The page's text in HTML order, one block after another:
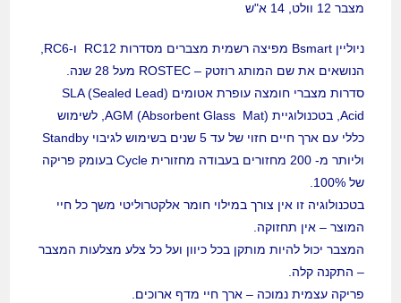
מצבר 12 וולט, 14 א"ש
ניוליין Bsmart מפיצה רשמית מצברים מסדרות RC12 ו-RC6,
הנושאים את שם המותג רוזטק – ROSTEC מעל 28 שנה.
סדרות מצברי חומצה עופרת אטומים (SLA (Sealed Lead
Acid, בטכנולוגיית (AGM (Absorbent Glass Mat, לשימוש
כללי עם ארך חיים חזוי של עד 5 שנים בשימוש לגיבוי Standby
וליותר מ- 200 מחזורים בעבודה מחזורית Cycle בעומק פריקה
של 100%.
בטכנולוגיה זו אין צורך במילוי חומר אלקטרוליטי משך כל חיי
המוצר – אין תחזוקה.
המצבר יכול להיות מותקן בכל כיוון ועל כל צלע מצלעות המצבר
– התקנה קלה.
פריקה עצמית נמוכה – ארך חיי מדף ארוכים.